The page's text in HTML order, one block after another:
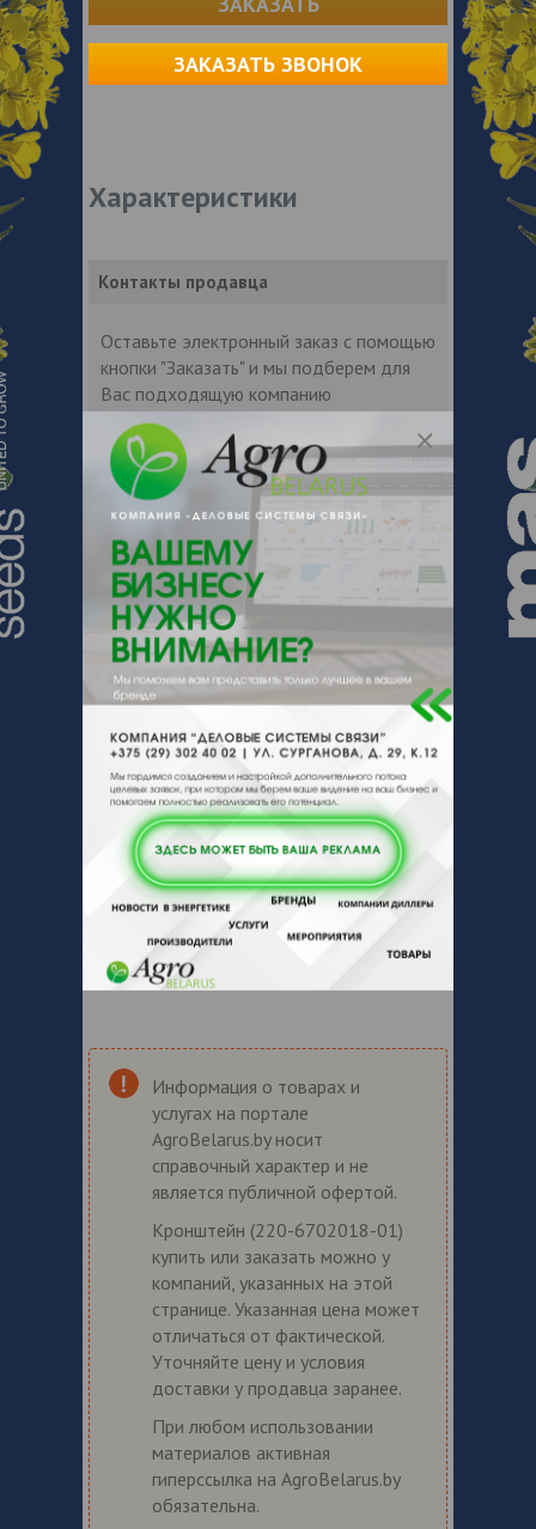
ЗАКАЗАТЬ ЗВОНОК
Характеристики
Контакты продавца
Оставьте электронный заказ с помощью
кнопки "Заказать" и мы подберем для
Вас подходящую компанию
поставщика.
Информация о товарах и
услугах на портале
AgroBelarus.by носит
справочный характер и не
является публичной офертой.
Кронштейн (220-6702018-01)
купить или заказать можно у
компаний, указанных на этой
странице. Указанная цена может
отличаться от фактической.
Уточняйте цену и условия
доставки у продавца заранее.
При любом использовании
материалов активная
гиперссылка на AgroBelarus.by
обязательна.